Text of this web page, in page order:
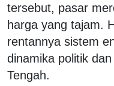
tersebut, pasar
harga yang tajam.
rentannya sistem
dinamika politik
Tengah.